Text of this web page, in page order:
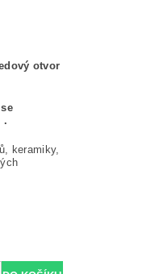
otvor
.
keramiky,